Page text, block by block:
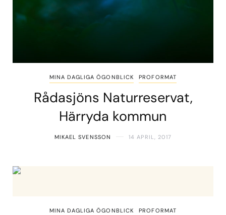
MINA DAGLIGA ÖGONBLICK PROFORMAT
Rådasjöns Naturreservat,
Härryda kommun
MIKAEL SVENSSON 14 APRIL, 2017
MINA DAGLIGA ÖGONBLICK PROFORMAT